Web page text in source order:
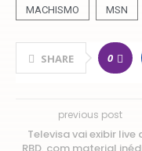
MACHISMO MSN
SHARE 0
previous post
Televisa vai exibir live